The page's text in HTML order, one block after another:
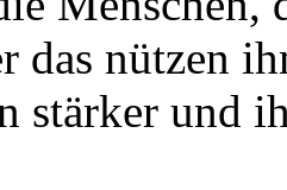
das nützen
stärker und